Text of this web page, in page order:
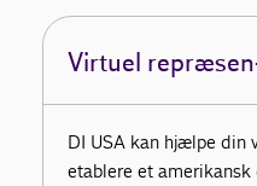
Virtuel
DI USA kan hjælpe din
etablere et